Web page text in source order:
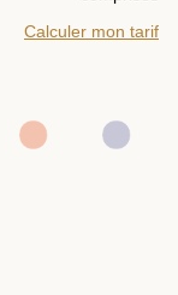
Calculer mon tarif